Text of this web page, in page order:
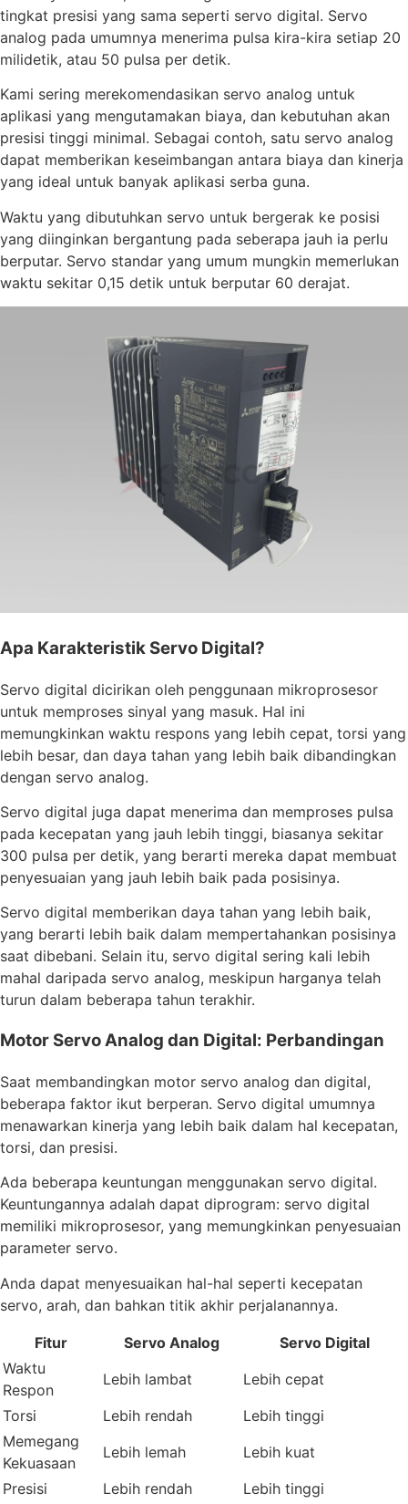
tingkat presisi yang sama seperti servo digital. Servo
analog pada umumnya menerima pulsa kira-kira setiap 20
milidetik, atau 50 pulsa per detik.
Kami sering merekomendasikan servo analog untuk
aplikasi yang mengutamakan biaya, dan kebutuhan akan
presisi tinggi minimal. Sebagai contoh, satu servo analog
dapat memberikan keseimbangan antara biaya dan kinerja
yang ideal untuk banyak aplikasi serba guna.
Waktu yang dibutuhkan servo untuk bergerak ke posisi
yang diinginkan bergantung pada seberapa jauh ia perlu
berputar. Servo standar yang umum mungkin memerlukan
waktu sekitar 0,15 detik untuk berputar 60 derajat.
Apa Karakteristik Servo Digital?
Servo digital dicirikan oleh penggunaan mikroprosesor
untuk memproses sinyal yang masuk. Hal ini
memungkinkan waktu respons yang lebih cepat, torsi yang
lebih besar, dan daya tahan yang lebih baik dibandingkan
dengan servo analog.
Servo digital juga dapat menerima dan memproses pulsa
pada kecepatan yang jauh lebih tinggi, biasanya sekitar
300 pulsa per detik, yang berarti mereka dapat membuat
penyesuaian yang jauh lebih baik pada posisinya.
Servo digital memberikan daya tahan yang lebih baik,
yang berarti lebih baik dalam mempertahankan posisinya
saat dibebani. Selain itu, servo digital sering kali lebih
mahal daripada servo analog, meskipun harganya telah
turun dalam beberapa tahun terakhir.
Motor Servo Analog dan Digital: Perbandingan
Saat membandingkan motor servo analog dan digital,
beberapa faktor ikut berperan. Servo digital umumnya
menawarkan kinerja yang lebih baik dalam hal kecepatan,
torsi, dan presisi.
Ada beberapa keuntungan menggunakan servo digital.
Keuntungannya adalah dapat diprogram: servo digital
memiliki mikroprosesor, yang memungkinkan penyesuaian
parameter servo.
Anda dapat menyesuaikan hal-hal seperti kecepatan
servo, arah, dan bahkan titik akhir perjalanannya.
Fitur Servo Analog
Servo Digital
Waktu
Respon
Lebih lambat
Lebih cepat
Torsi
Lebih rendah
Lebih tinggi
Memegang
Kekuasaan
Lebih lemah
Lebih kuat
Presisi
Lebih rendah
Lebih tinggi